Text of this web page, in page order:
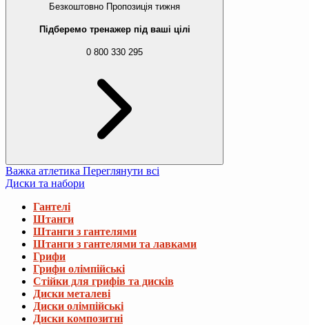
Безкоштовно Пропозиція тижня
Підберемо тренажер під ваші цілі
0 800 330 295
Важка атлетика Переглянути всі
Диски та набори
Гантелі
Штанги
Штанги з гантелями
Штанги з гантелями та лавками
Грифи
Грифи олімпійські
Стійки для грифів та дисків
Диски металеві
Диски олімпійські
Диски композитні